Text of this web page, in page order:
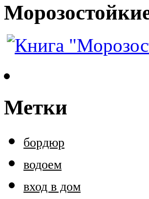
Метки
бордюр
водоем
вход в дом